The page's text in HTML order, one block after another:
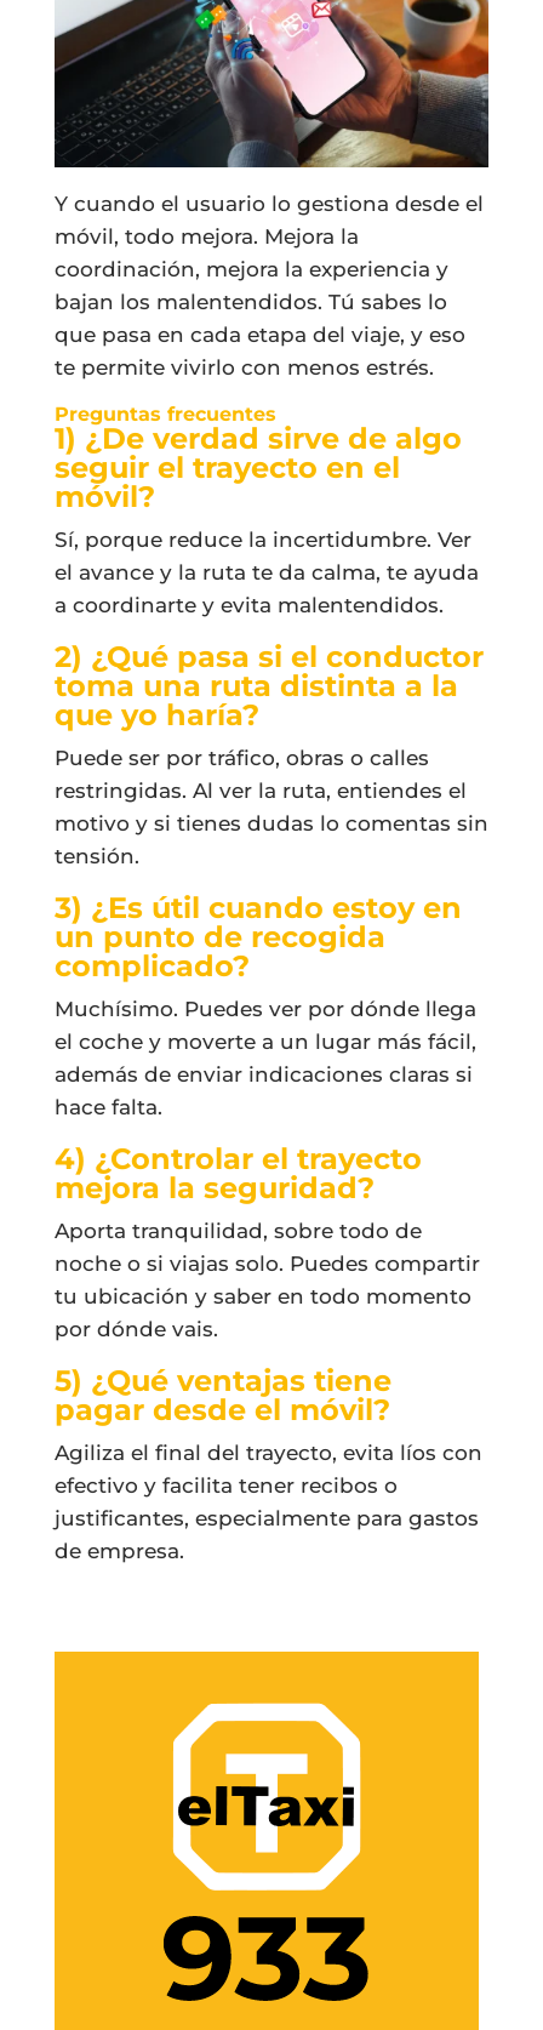
Y cuando el usuario lo gestiona desde el
móvil, todo mejora. Mejora la
coordinación, mejora la experiencia y
bajan los malentendidos. Tú sabes lo
que pasa en cada etapa del viaje, y eso
te permite vivirlo con menos estrés.
Preguntas frecuentes
1) ¿De verdad sirve de algo
seguir el trayecto en el
móvil?
Sí, porque reduce la incertidumbre. Ver
el avance y la ruta te da calma, te ayuda
a coordinarte y evita malentendidos.
2) ¿Qué pasa si el conductor
toma una ruta distinta a la
que yo haría?
Puede ser por tráfico, obras o calles
restringidas. Al ver la ruta, entiendes el
motivo y si tienes dudas lo comentas sin
tensión.
3) ¿Es útil cuando estoy en
un punto de recogida
complicado?
Muchísimo. Puedes ver por dónde llega
el coche y moverte a un lugar más fácil,
además de enviar indicaciones claras si
hace falta.
4) ¿Controlar el trayecto
mejora la seguridad?
Aporta tranquilidad, sobre todo de
noche o si viajas solo. Puedes compartir
tu ubicación y saber en todo momento
por dónde vais.
5) ¿Qué ventajas tiene
pagar desde el móvil?
Agiliza el final del trayecto, evita líos con
efectivo y facilita tener recibos o
justificantes, especialmente para gastos
de empresa.